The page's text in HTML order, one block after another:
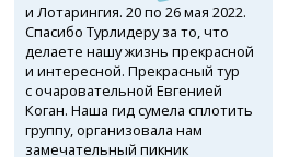
и Лотарингия. 20 по 26 мая 2022.
Спасибо Турлидеру за то, что
делаете нашу жизнь прекрасной
и интересной. Прекрасный тур
с очаровательной Евгенией
Коган. Наша гид сумела сплотить
группу, организовала нам
замечательный пикник